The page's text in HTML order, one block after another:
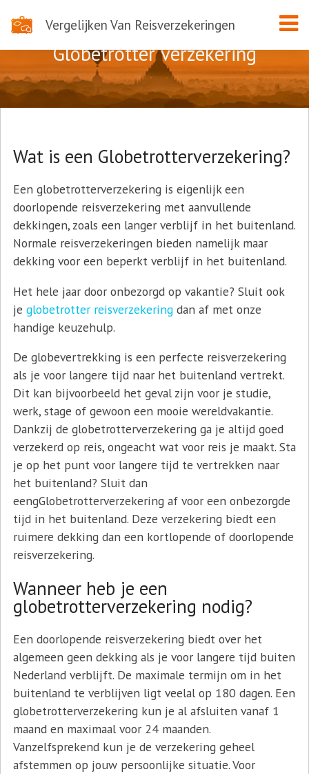
Vergelijken Van Reisverzekeringen
Globetrotter verzekering
Wat is een Globetrotterverzekering?
Een globetrotterverzekering is eigenlijk een
doorlopende reisverzekering met aanvullende
dekkingen, zoals een langer verblijf in het buitenland.
Normale reisverzekeringen bieden namelijk maar
dekking voor een beperkt verblijf in het buitenland.
Het hele jaar door onbezorgd op vakantie? Sluit ook
je globetrotter reisverzekeringdan af met onze
handige keuzehulp.
De globevertrekking is een perfecte reisverzekering
als je voor langere tijd naar het buitenland vertrekt.
Dit kan bijvoorbeeld het geval zijn voor je studie,
werk, stage of gewoon een mooie wereldvakantie.
Dankzij de globetrotterverzekering ga je altijd goed
verzekerd op reis, ongeacht wat voor reis je maakt. Sta
je op het punt voor langere tijd te vertrekken naar
het buitenland? Sluit dan
eengGlobetrotterverzekering af voor een onbezorgde
tijd in het buitenland. Deze verzekering biedt een
ruimere dekking dan een kortlopende of doorlopende
reisverzekering.
Wanneer heb je een
globetrotterverzekering nodig?
Een doorlopende reisverzekering biedt over het
algemeen geen dekking als je voor langere tijd buiten
Nederland verblijft. De maximale termijn om in het
buitenland te verblijven ligt veelal op 180 dagen. Een
globetrotterverzekering kun je al afsluiten vanaf 1
maand en maximaal voor 24 maanden.
Vanzelfsprekend kun je de verzekering geheel
afstemmen op jouw persoonlijke situatie. Voor